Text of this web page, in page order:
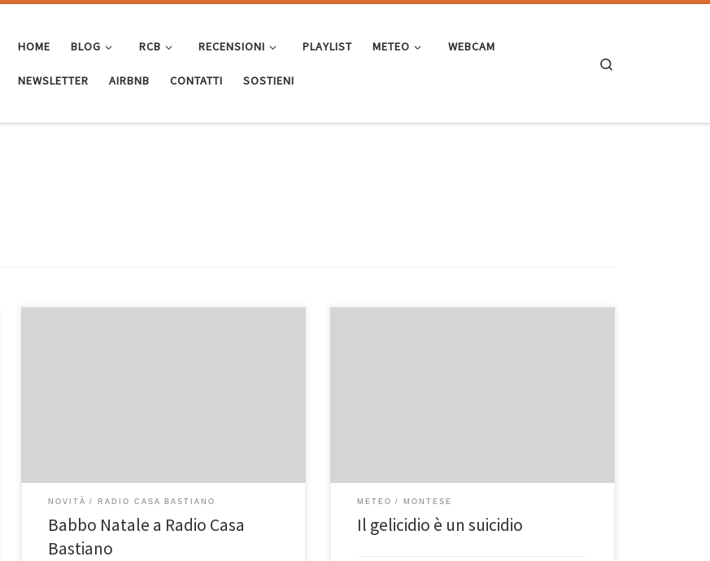
HOME BLOG RCB RECENSIONI PLAYLIST METEO WEBCAM
NEWSLETTER AIRBNB CONTATTI SOSTIENI
NOVITÀ RADIO CASA BASTIANO
Babbo Natale a Radio Casa
Bastiano
METEO MONTESE
Il gelicidio è un suicidio